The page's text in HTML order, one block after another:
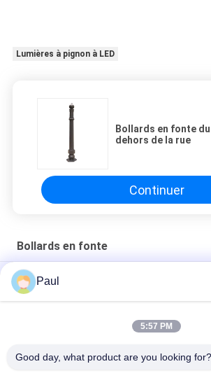
Lumières à pignon à LED
Bollards en fonte
dehors de la rue
Continuer
Bollards en fonte
Bollards en fonte ductiles en dehors de la
Trafic routier Bollards et barrières en fonte
Bollards de fer ornemental Bollards de
Paul
5:57 PM
Good day, what product are you looking for?